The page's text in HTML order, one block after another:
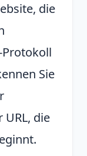
die
Sie
die